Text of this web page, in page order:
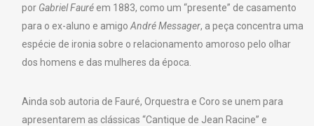
por Gabriel Fauré em 1883, como um “presente” de casamento
para o ex-aluno e amigo André Messager, a peça concentra uma
espécie de ironia sobre o relacionamento amoroso pelo olhar
dos homens e das mulheres da época.
Ainda sob autoria de Fauré, Orquestra e Coro se unem para
apresentarem as clássicas “Cantique de Jean Racine” e